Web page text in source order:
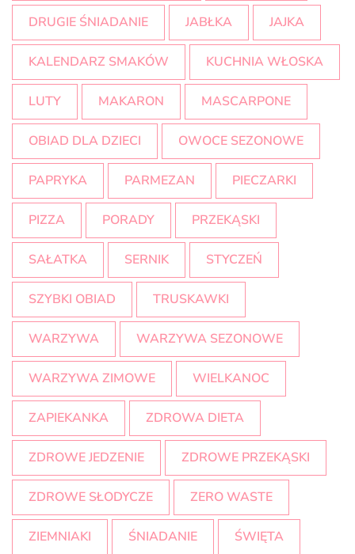
DRUGIE ŚNIADANIE JABŁKA JAJKA
KALENDARZ SMAKÓW KUCHNIA WŁOSKA
LUTY MAKARON MASCARPONE
OBIAD DLA DZIECI OWOCE SEZONOWE
PAPRYKA PARMEZAN PIECZARKI
PIZZA PORADY PRZEKĄSKI
SAŁATKA SERNIK STYCZEŃ
SZYBKI OBIAD TRUSKAWKI
WARZYWA WARZYWA SEZONOWE
WARZYWA ZIMOWE WIELKANOC
ZAPIEKANKA ZDROWA DIETA
ZDROWE JEDZENIE ZDROWE PRZEKĄSKI
ZDROWE SŁODYCZE ZERO WASTE
ZIEMNIAKI ŚNIADANIE ŚWIĘTA